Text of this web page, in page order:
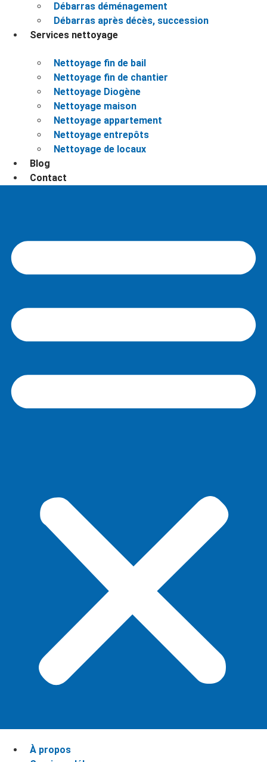
Débarras déménagement
Débarras après décès, succession
Services nettoyage
Nettoyage fin de bail
Nettoyage fin de chantier
Nettoyage Diogène
Nettoyage maison
Nettoyage appartement
Nettoyage entrepôts
Nettoyage de locaux
Blog
Contact
À propos